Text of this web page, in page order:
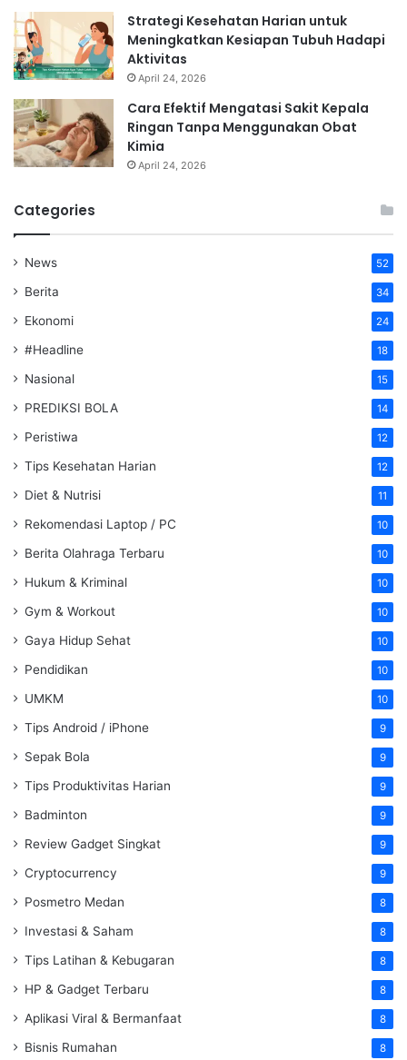
Strategi Kesehatan Harian untuk
Meningkatkan Kesiapan Tubuh Hadapi
Aktivitas
April 24, 2026
Cara Efektif Mengatasi Sakit Kepala
Ringan Tanpa Menggunakan Obat
Kimia
April 24, 2026
Categories
News 52
Berita 34
Ekonomi 24
#Headline 18
Nasional 15
PREDIKSI BOLA 14
Peristiwa 12
Tips Kesehatan Harian 12
Diet & Nutrisi 11
Rekomendasi Laptop / PC 10
Berita Olahraga Terbaru 10
Hukum & Kriminal 10
Gym & Workout 10
Gaya Hidup Sehat 10
Pendidikan 10
UMKM 10
Tips Android / iPhone 9
Sepak Bola 9
Tips Produktivitas Harian 9
Badminton 9
Review Gadget Singkat 9
Cryptocurrency 9
Posmetro Medan 8
Investasi & Saham 8
Tips Latihan & Kebugaran 8
HP & Gadget Terbaru 8
Aplikasi Viral & Bermanfaat 8
Bisnis Rumahan 8